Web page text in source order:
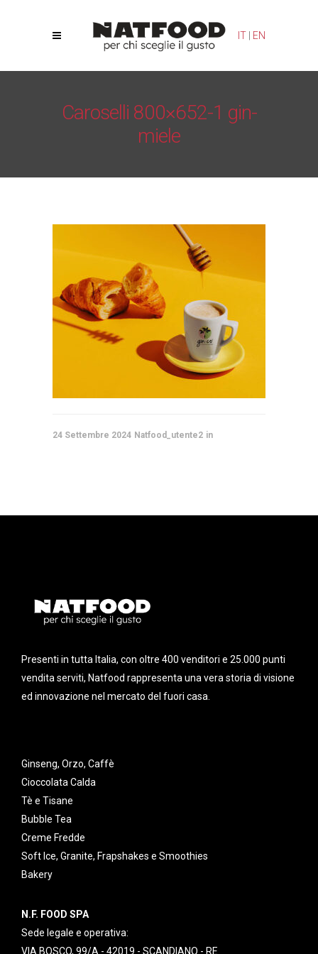
IT EN
Caroselli 800×652-1 gin-
miele
24 Settembre 2024 Natfood_utente2
Presenti in tutta Italia, con oltre 400 venditori e 25.000 punti
vendita serviti, Natfood rappresenta una vera storia di visione
ed innovazione nel mercato del fuori casa.
Ginseng, Orzo, Caffè
Cioccolata Calda
Tè e Tisane
Bubble Tea
Creme Fredde
Soft Ice, Granite, Frapshakes e Smoothies
Bakery
N.F. FOOD SPA
Sede legale e operativa:
VIA BOSCO, 99/A - 42019 - SCANDIANO - RE
Le tue preferenze relative alla privacy